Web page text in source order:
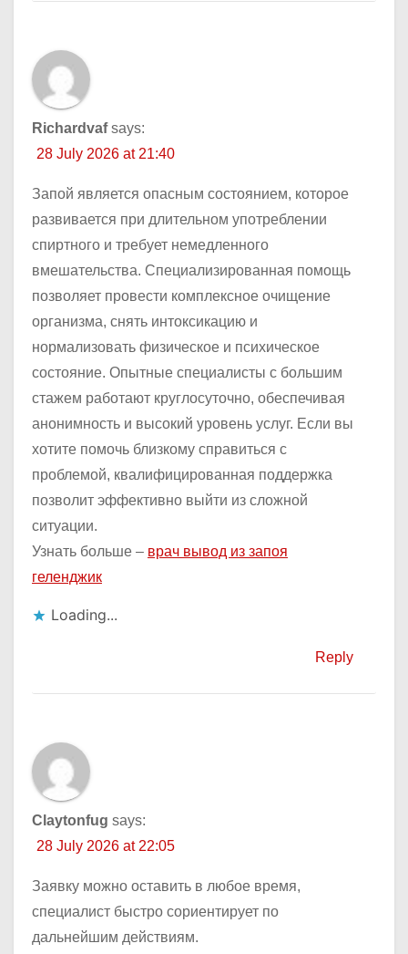
Richardvaf says:
28 July 2026 at 21:40
Запой является опасным состоянием, которое
развивается при длительном употреблении
спиртного и требует немедленного
вмешательства. Специализированная помощь
позволяет провести комплексное очищение
организма, снять интоксикацию и
нормализовать физическое и психическое
состояние. Опытные специалисты с большим
стажем работают круглосуточно, обеспечивая
анонимность и высокий уровень услуг. Если вы
хотите помочь близкому справиться с
проблемой, квалифицированная поддержка
позволит эффективно выйти из сложной
ситуации.
Узнать больше – врач вывод из запоя
геленджик
Loading...
Reply
Claytonfug says:
28 July 2026 at 22:05
Заявку можно оставить в любое время,
специалист быстро сориентирует по
дальнейшим действиям.